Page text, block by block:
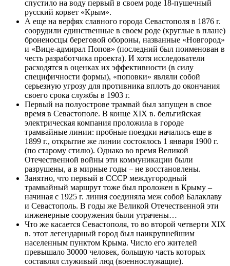
спустило на воду первый в своем роде 18-пушечный
русский корвет «Крым».
А еще на верфях славного города Севастополя в 1876 г.
соорудили единственные в своем роде (круглые в плане)
броненосцы береговой обороны, названные «Новгород»
и «Вице-адмирал Попов» (последний был поименован в
честь разработчика проекта). И хотя исследователи
расходятся в оценках их эффективности (в силу
специфичности формы), «поповки» являли собой
серьезную угрозу для противника вплоть до окончания
своего срока службы в 1903 г.
Первый на полуострове трамвай был запущен в свое
время в Севастополе. В конце XIX в. бельгийская
электрическая компания проложила в городе
трамвайные линии: пробные поездки начались еще в
1899 г., открытие же линии состоялось 1 января 1900 г.
(по старому стилю). Однако во время Великой
Отечественной войны эти коммуникации были
разрушены, а в мирные годы – не восстановлены.
Занятно, что первый в СССР междугородный
трамвайный маршрут тоже был проложен в Крыму –
начиная с 1925 г. линия соединяла меж собой Балаклаву
и Севастополь. В годы же Великой Отечественной эти
инженерные сооружения были утрачены…
Что же касается Севастополя, то во второй четверти XIX
в. этот легендарный город был наикрупнейшим
населенным пунктом Крыма. Число его жителей
превышало 30000 человек, большую часть которых
составлял служивый люд (военнослужащие).